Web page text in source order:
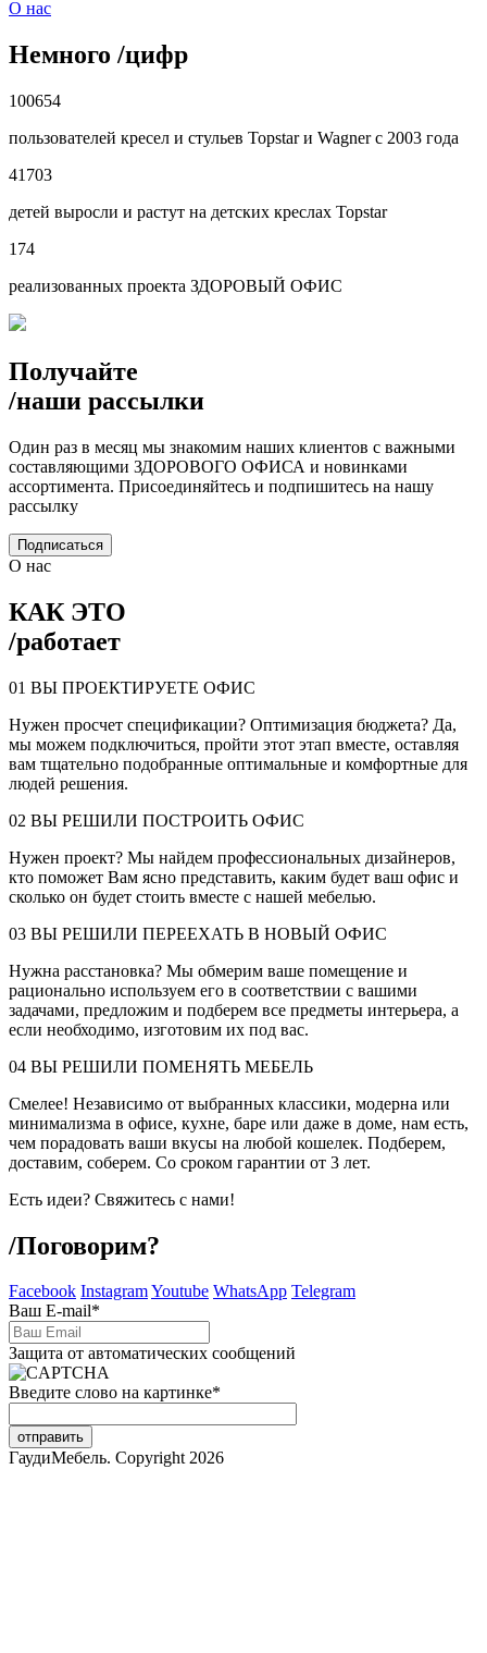
О нас
Немного /цифр
100654
пользователей кресел и стульев Topstar и Wagner с 2003 года
41703
детей выросли и растут на детских креслах Topstar
174
реализованных проекта ЗДОРОВЫЙ ОФИС
Получайте
/наши рассылки
Один раз в месяц мы знакомим наших клиентов с важными
составляющими ЗДОРОВОГО ОФИСА и новинками
ассортимента. Присоединяйтесь и подпишитесь на нашу
рассылку
Подписаться
О нас
КАК ЭТО
/работает
01 ВЫ ПРОЕКТИРУЕТЕ ОФИС
Нужен просчет спецификации? Оптимизация бюджета? Да,
мы можем подключиться, пройти этот этап вместе, оставляя
вам тщательно подобранные оптимальные и комфортные для
людей решения.
02 ВЫ РЕШИЛИ ПОСТРОИТЬ ОФИС
Нужен проект? Мы найдем профессиональных дизайнеров,
кто поможет Вам ясно представить, каким будет ваш офис и
сколько он будет стоить вместе с нашей мебелью.
03 ВЫ РЕШИЛИ ПЕРЕЕХАТЬ В НОВЫЙ ОФИС
Нужна расстановка? Мы обмерим ваше помещение и
рационально используем его в соответствии с вашими
задачами, предложим и подберем все предметы интерьера, а
если необходимо, изготовим их под вас.
04 ВЫ РЕШИЛИ ПОМЕНЯТЬ МЕБЕЛЬ
Смелее! Независимо от выбранных классики, модерна или
минимализма в офисе, кухне, баре или даже в доме, нам есть,
чем порадовать ваши вкусы на любой кошелек. Подберем,
доставим, соберем. Со сроком гарантии от 3 лет.
Есть идеи? Свяжитесь с нами!
/Поговорим?
Facebook InstagramYoutube WhatsApp Telegram
Ваш E-mail*
Защита от автоматических сообщений
Введите слово на картинке*
ГаудиМебель. Copyright 2026